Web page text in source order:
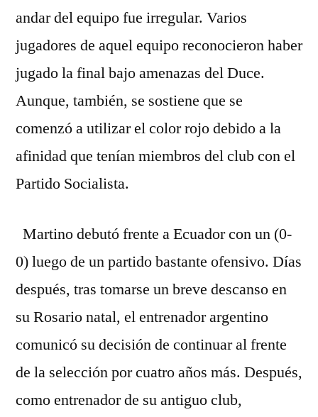
andar del equipo fue irregular. Varios
jugadores de aquel equipo reconocieron haber
jugado la final bajo amenazas del Duce.
Aunque, también, se sostiene que se
comenzó a utilizar el color rojo debido a la
afinidad que tenían miembros del club con el
Partido Socialista.
Martino debutó frente a Ecuador con un (0-
0) luego de un partido bastante ofensivo. Días
después, tras tomarse un breve descanso en
su Rosario natal, el entrenador argentino
comunicó su decisión de continuar al frente
de la selección por cuatro años más. Después,
como entrenador de su antiguo club,